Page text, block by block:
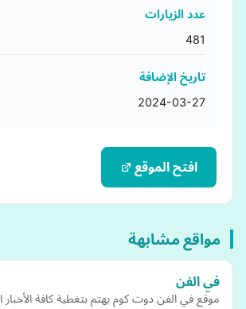
عدد الزيارات
481
تاريخ الإضافة
2024-03-27
افتح الموقع
مواقع مشابهة
في الفن
موقع في الفن دوت كوم يهتم بتغطية كافة الأخبار